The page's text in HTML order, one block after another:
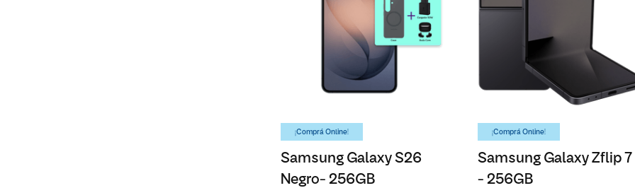
¡Comprá Online!
Samsung Galaxy S26
Negro- 256GB
¡Comprá Online!
Samsung Galaxy Zflip 7
- 256GB